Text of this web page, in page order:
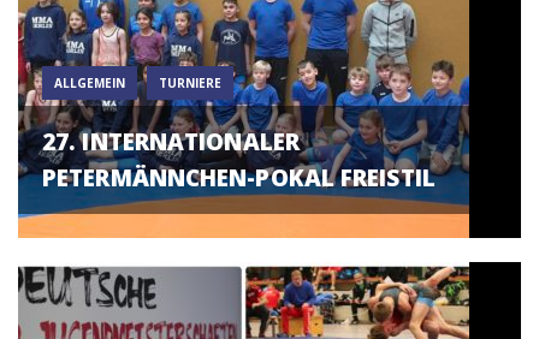
ALLGEMEIN TURNIERE
27. INTERNATIONALER
PETERMÄNNCHEN-POKAL FREISTIL